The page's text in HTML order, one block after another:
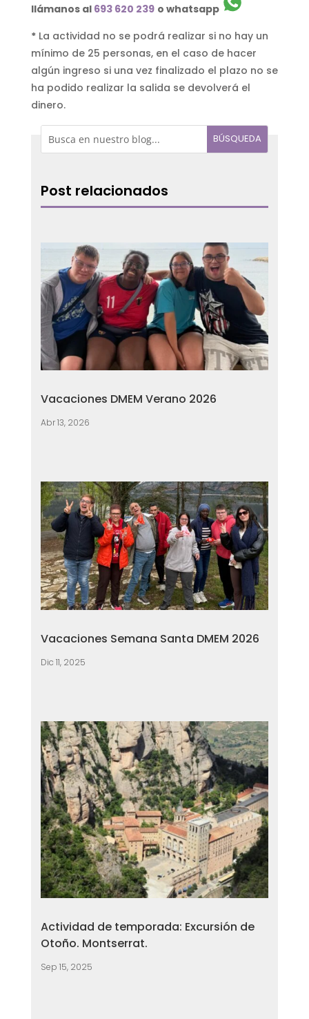
llámanos al 693 620 239 o whatsapp
*La actividad no se podrá realizar si no hay un
mínimo de 25 personas, en el caso de hacer
algún ingreso si una vez finalizado el plazo no se
ha podido realizar la salida se devolverá el
dinero.
Post relacionados
Vacaciones DMEM Verano 2026
Abr 13, 2026
Vacaciones Semana Santa DMEM 2026
Dic 11, 2025
Actividad de temporada: Excursión de
Otoño. Montserrat.
Sep 15, 2025